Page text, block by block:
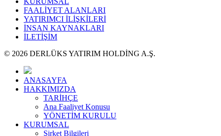
FAALİYET ALANLARI
YATIRIMCI İLİŞKİLERİ
İNSAN KAYNAKLARI
İLETİŞİM
© 2026 DERLÜKS YATIRIM HOLDİNG A.Ş.
ANASAYFA
HAKKIMIZDA
TARİHÇE
Ana Faaliyet Konusu
YÖNETİM KURULU
KURUMSAL
Şirket Bilgileri